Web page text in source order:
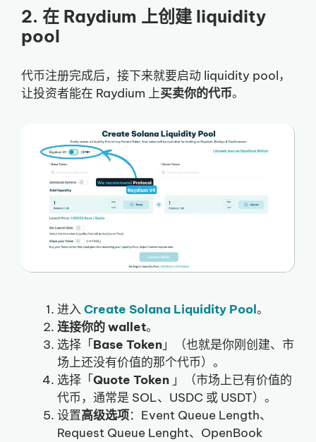
2. 在 Raydium 上创建 liquidity
pool
代币注册完成后，接下来就要启动 liquidity pool，
让投资者能在 Raydium 上买卖你的代币。
进入Create Solana Liquidity Pool。
连接你的 wallet。
选择「Base Token」（也就是你刚创建、市
场上还没有价值的那个代币）。
选择「Quote Token 」（市场上已有价值的
代币，通常是 SOL、USDC 或 USDT）。
设置高级选项：Event Queue Length、
Request Queue Lenght、OpenBook